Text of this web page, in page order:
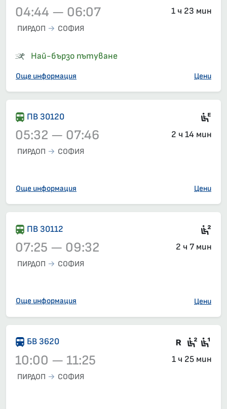
04:44 — 06:07 1 ч 23 мин
ПИРДОП СОФИЯ
Най-бързо пътуване
Още информация Цени
Влак 30120, 05:32 – 07:46, вече е заминал
ПВ 30120
05:32 — 07:46 2 ч 14 мин
ПИРДОП СОФИЯ
Още информация Цени
Влак 30112, 07:25 – 09:32, вече е заминал
ПВ 30112
07:25 — 09:32 2 ч 7 мин
ПИРДОП СОФИЯ
Още информация Цени
Влак 3620, 10:00 – 11:25, вече е заминал
БВ 3620 Във
10:00 — 11:25 1 ч 25 мин
ПИРДОП СОФИЯ